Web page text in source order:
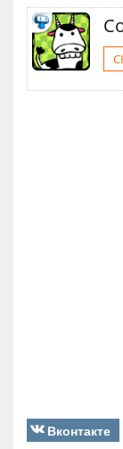
Вконтакте